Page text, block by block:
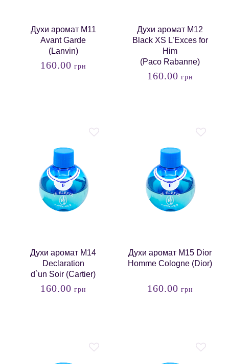
Духи аромат M11
Avant Garde
(Lanvin)
160.00 грн
Духи аромат M12
Black XS L’Exces for
Him
(Paco Rabanne)
160.00 грн
Духи аромат M14
Declaration
d`un Soir (Cartier)
160.00 грн
Духи аромат M15 Dior
Homme Cologne (Dior)
160.00 грн